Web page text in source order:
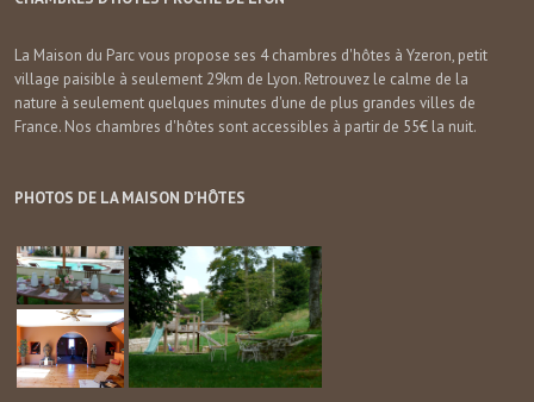
La Maison du Parc vous propose ses 4 chambres d'hôtes à Yzeron, petit
village paisible à seulement 29km de Lyon. Retrouvez le calme de la
nature à seulement quelques minutes d'une de plus grandes villes de
France. Nos chambres d'hôtes sont accessibles à partir de 55€ la nuit.
PHOTOS DE LA MAISON D’HÔTES